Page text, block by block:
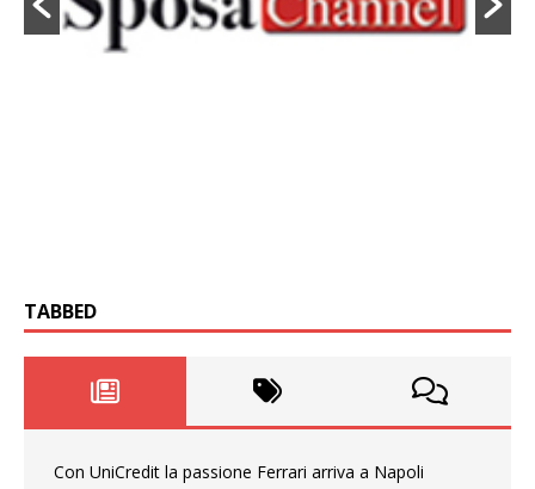
TABBED
Con UniCredit la passione Ferrari arriva a Napoli